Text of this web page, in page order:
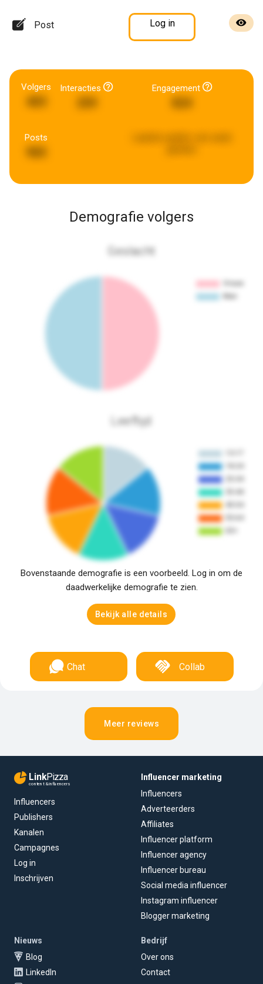
Post Log in
Volgers Interacties Engagement
Posts
Demografie volgers
Geslacht
Leeftijd
Bovenstaande demografie is een voorbeeld. Log in om de
daadwerkelijke demografie te zien.
Bekijk alle details
Chat Collab
Meer reviews
LinkPizza
content & influencers
Influencers
Publishers
Kanalen
Campagnes
Log in
Inschrijven
Influencer marketing
Influencers
Adverteerders
Affiliates
Influencer platform
Influencer agency
Influencer bureau
Social media influencer
Instagram influencer
Blogger marketing
Nieuws
Blog
LinkedIn
Bedrijf
Over ons
Contact